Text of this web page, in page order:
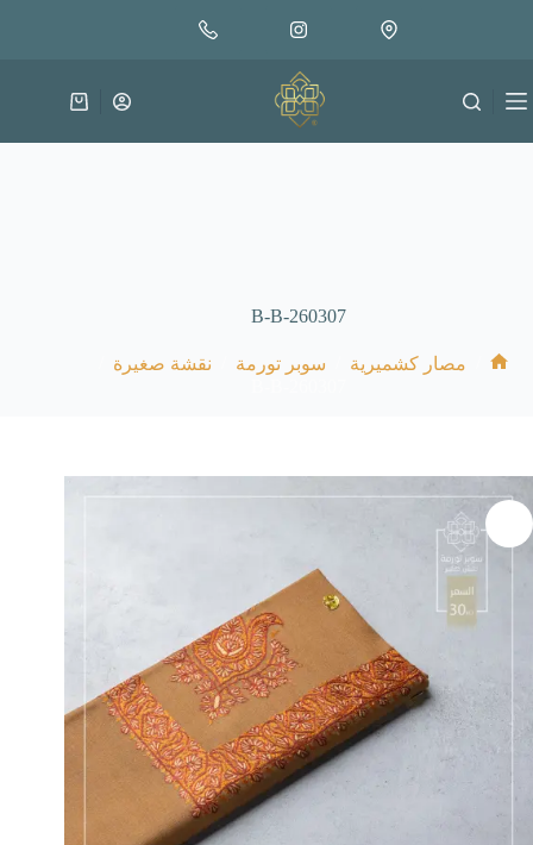
متوفر في المخزون
إضافة إلى السلة
عربة
B-B-260307
مصار كشميرية سوبر تورمة نقشة صغيرة